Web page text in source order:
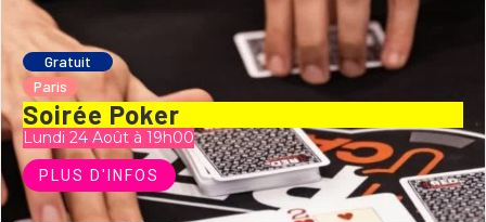
Gratuit
Paris
Soirée Poker
Lundi 24 Août à 19h00
PLUS D'INFOS